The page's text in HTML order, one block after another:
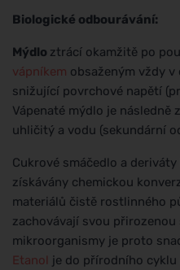
Biologické odbourávání:
Mýdlo ztrácí okamžitě po
vápníkem obsaženým vždy
snižující povrchové napětí
Vápenaté mýdlo je následně
uhličitý a vodu (sekundární
Cukrové smáčedlo a
získávány chemickou
materiálů čistě rostlinného
zachovávají svou
mikroorganismy je proto
Etanol je do přírodního cyklu